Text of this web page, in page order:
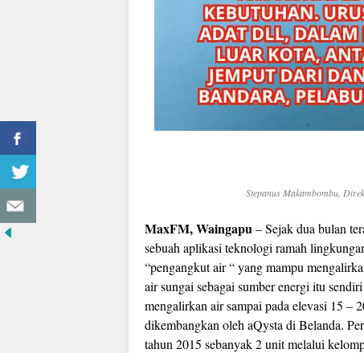
Stepanus Makambombu,
MaxFM, Waingapu – Sejak dua bulan
sebuah aplikasi teknologi ramah
“pengangkut air “ yang mampu
air sungai sebagai sumber energi itu
mengalirkan air sampai pada elevasi 15 –
dikembangkan oleh aQysta di Belanda.
tahun 2015 sebanyak 2 unit melalui